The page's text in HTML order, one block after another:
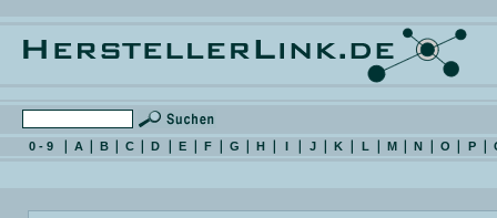
0 - 9 A B C D E F G H I J K L M N O P